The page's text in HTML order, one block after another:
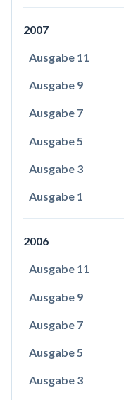
2007
Ausgabe 11
Ausgabe 9
Ausgabe 7
Ausgabe 5
Ausgabe 3
Ausgabe 1
2006
Ausgabe 11
Ausgabe 9
Ausgabe 7
Ausgabe 5
Ausgabe 3